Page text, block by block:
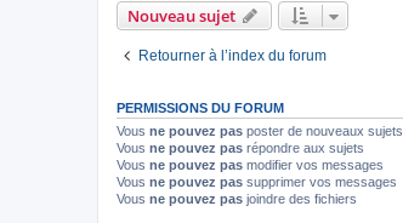
Nouveau sujet
Retourner à l’index du forum
PERMISSIONS DU FORUM
Vous ne pouvez pas poster de nouveaux sujets
Vous ne pouvez pas répondre aux sujets
Vous ne pouvez pas modifier vos messages
Vous ne pouvez pas supprimer vos messages
Vous ne pouvez pas joindre des fichiers